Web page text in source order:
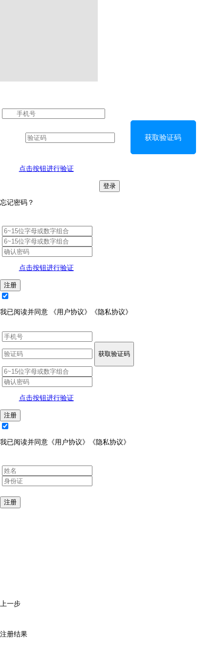
获取验证码
点击按钮进行验证
登录
忘记密码？
点击按钮进行验证
注册
我已阅读并同意 《用户协议》 《隐私协议》
获取验证码
点击按钮进行验证
注册
我已阅读并同意 《用户协议》 《隐私协议》
注册
上一步
注册结果